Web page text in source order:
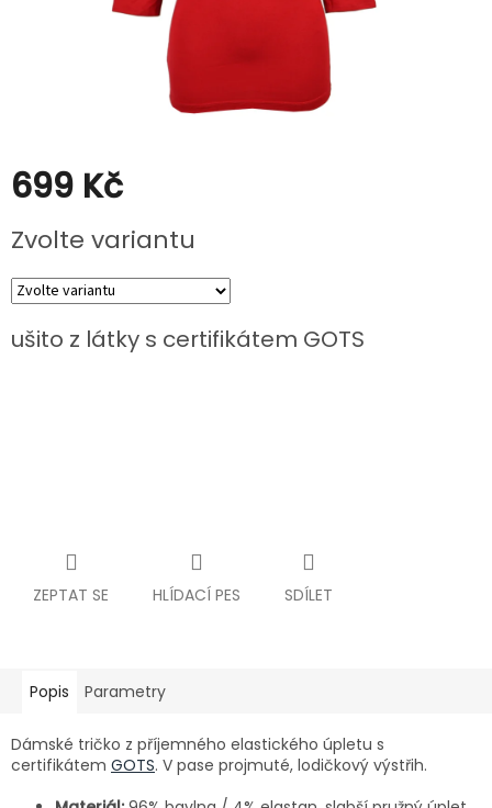
699 Kč
cena:
Zvolte variantu
ušito z látky s certifikátem GOTS
ZEPTAT SE HLÍDACÍ PES SDÍLET
Popis Parametry
Dámské tričko z příjemného elastického úpletu s
certifikátem GOTS. V pase projmuté, lodičkový výstřih.